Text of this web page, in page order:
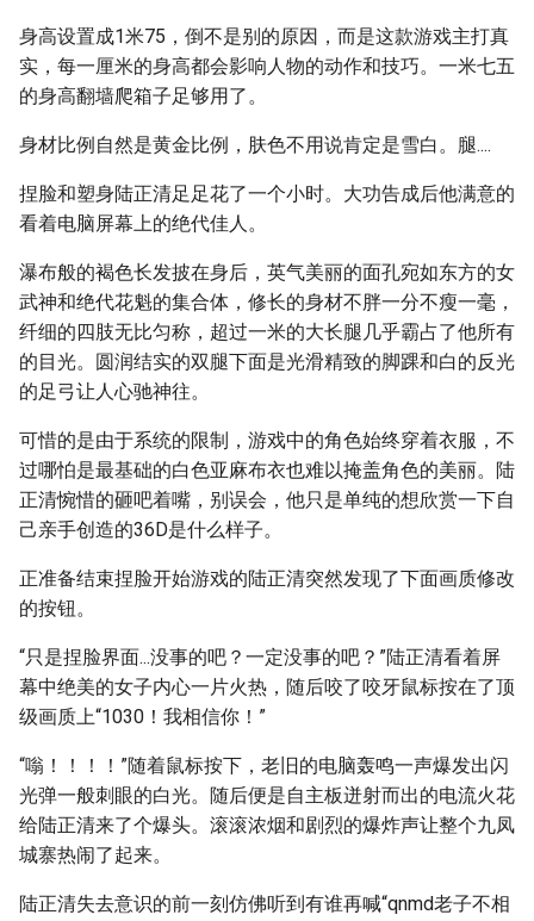
身高设置成1米75，倒不是别的原因，而是这款游戏主打真
实，每一厘米的身高都会影响人物的动作和技巧。一米七五
的身高翻墙爬箱子足够用了。
身材比例自然是黄金比例，肤色不用说肯定是雪白。腿....
捏脸和塑身陆正清足足花了一个小时。大功告成后他满意的
看着电脑屏幕上的绝代佳人。
瀑布般的褐色长发披在身后，英气美丽的面孔宛如东方的女
武神和绝代花魁的集合体，修长的身材不胖一分不瘦一毫，
纤细的四肢无比匀称，超过一米的大长腿几乎霸占了他所有
的目光。圆润结实的双腿下面是光滑精致的脚踝和白的反光
的足弓让人心驰神往。
可惜的是由于系统的限制，游戏中的角色始终穿着衣服，不
过哪怕是最基础的白色亚麻布衣也难以掩盖角色的美丽。陆
正清惋惜的砸吧着嘴，别误会，他只是单纯的想欣赏一下自
己亲手创造的36D是什么样子。
正准备结束捏脸开始游戏的陆正清突然发现了下面画质修改
的按钮。
“只是捏脸界面...没事的吧？一定没事的吧？”陆正清看着屏
幕中绝美的女子内心一片火热，随后咬了咬牙鼠标按在了顶
级画质上“1030！我相信你！”
“嗡！！！！”随着鼠标按下，老旧的电脑轰鸣一声爆发出闪
光弹一般刺眼的白光。随后便是自主板迸射而出的电流火花
给陆正清来了个爆头。滚滚浓烟和剧烈的爆炸声让整个九凤
城寨热闹了起来。
陆正清失去意识的前一刻仿佛听到有谁再喊“qnmd老子不相